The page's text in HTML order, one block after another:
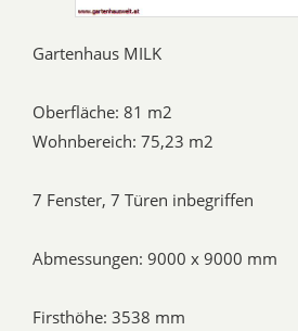
Gartenhaus MILK
Oberfläche: 81 m2
Wohnbereich: 75,23 m2
7 Fenster, 7 Türen inbegriffen
Abmessungen: 9000 x 9000 mm
Firsthöhe: 3538 mm